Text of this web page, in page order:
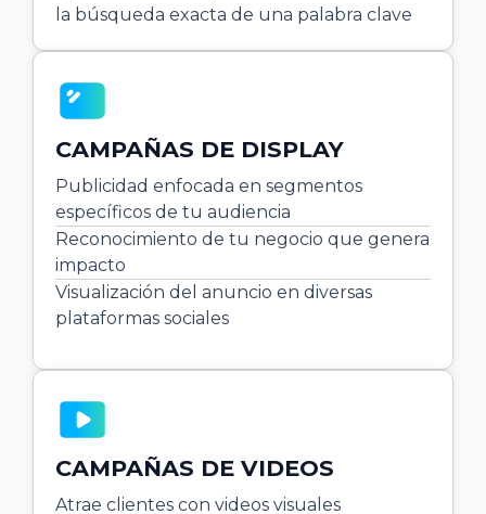
la búsqueda exacta de una palabra clave
CAMPAÑAS DE DISPLAY
Publicidad enfocada en segmentos
específicos de tu audiencia
Reconocimiento de tu negocio que genera
impacto
Visualización del anuncio en diversas
plataformas sociales
CAMPAÑAS DE VIDEOS
Atrae clientes con videos visuales